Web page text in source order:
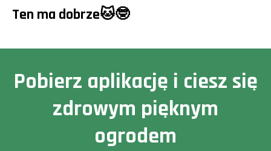
Ten ma dobrze🐱🤓
Pobierz aplikację i ciesz się
zdrowym pięknym
ogrodem